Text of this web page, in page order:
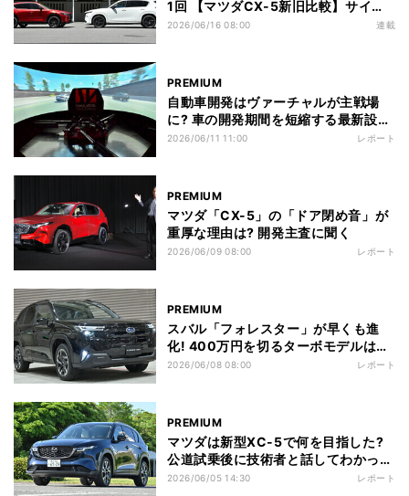
1回 【マツダCX-5新旧比較】サイズ
編：新型の大型化で使い勝手はどう変
2026/06/16 08:00 連載
PREMIUM
自動車開発はヴァーチャルが主戦場
に? 車の開発期間を短縮する最新設備
を体験
2026/06/11 11:00 レポート
PREMIUM
マツダ「CX-5」の「ドア閉め音」が
重厚な理由は? 開発主査に聞く
2026/06/09 08:00 レポート
PREMIUM
スバル「フォレスター」が早くも進
化! 400万円を切るターボモデルはラ
イバルを意識?
2026/06/08 08:00 レポート
PREMIUM
マツダは新型XC-5で何を目指した?
公道試乗後に技術者と話してわかった
こと
2026/06/05 14:30 レポート